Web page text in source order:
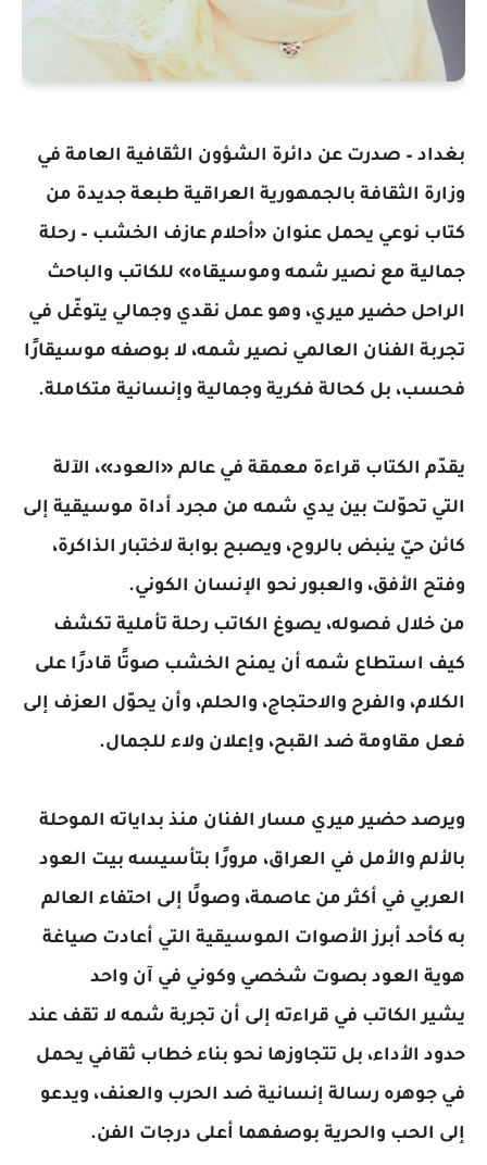
بغداد – صدرت عن دائرة الشؤون الثقافية العامة في
وزارة الثقافة بالجمهورية العراقية طبعة جديدة من
كتاب نوعي يحمل عنوان «أحلام عازف الخشب – رحلة
جمالية مع نصير شمه وموسيقاه» للكاتب والباحث
الراحل حضير ميري، وهو عمل نقدي وجمالي يتوغّل في
تجربة الفنان العالمي نصير شمه، لا بوصفه موسيقارًا
فحسب، بل كحالة فكرية وجمالية وإنسانية متكاملة.
يقدّم الكتاب قراءة معمقة في عالم «العود»، الآلة
التي تحوّلت بين يدي شمه من مجرد أداة موسيقية إلى
كائن حيّ ينبض بالروح، ويصبح بوابة لاختبار الذاكرة،
وفتح الأفق، والعبور نحو الإنسان الكوني.
من خلال فصوله، يصوغ الكاتب رحلة تأملية تكشف
كيف استطاع شمه أن يمنح الخشب صوتًا قادرًا على
الكلام، والفرح والاحتجاج، والحلم، وأن يحوّل العزف إلى
فعل مقاومة ضد القبح، وإعلان ولاء للجمال.
ويرصد حضير ميري مسار الفنان منذ بداياته الموحلة
بالألم والأمل في العراق، مرورًا بتأسيسه بيت العود
العربي في أكثر من عاصمة، وصولًا إلى احتفاء العالم
به كأحد أبرز الأصوات الموسيقية التي أعادت صياغة
هوية العود بصوت شخصي وكوني في آن واحد
يشير الكاتب في قراءته إلى أن تجربة شمه لا تقف عند
حدود الأداء، بل تتجاوزها نحو بناء خطاب ثقافي يحمل
في جوهره رسالة إنسانية ضد الحرب والعنف، ويدعو
إلى الحب والحرية بوصفهما أعلى درجات الفن.